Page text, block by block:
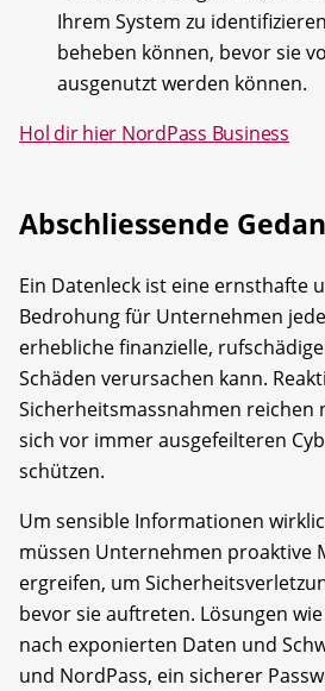
Ihrem System zu
beheben können, bevor sie
ausgenutzt werden können.
Hol dir hier NordPass Business
Abschliessende
Ein Datenleck ist eine ernsthafte
Bedrohung für Unternehmen
erhebliche finanzielle,
Schäden verursachen kann.
Sicherheitsmassnahmen reichen
sich vor immer ausgefeilteren
schützen.
Um sensible Informationen
müssen Unternehmen proaktive
ergreifen, um
bevor sie auftreten. Lösungen
nach exponierten Daten und
und NordPass, ein sicherer